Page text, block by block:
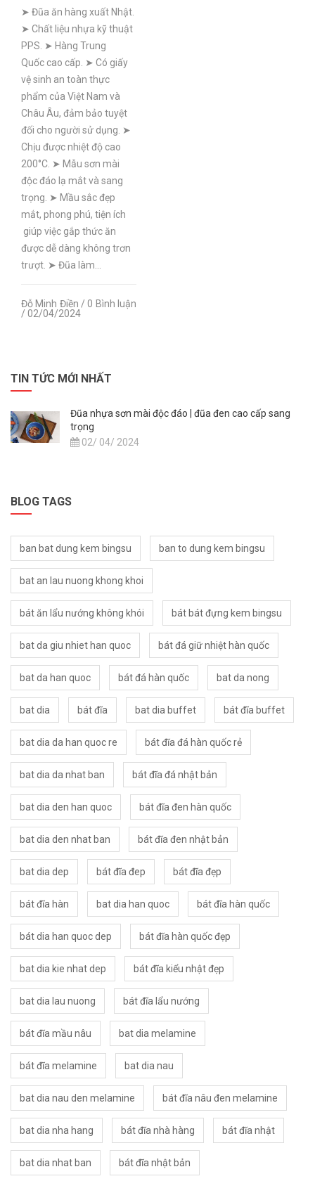
➤ Đũa ăn hàng xuất Nhật.
➤ Chất liệu nhựa kỹ thuật
PPS. ➤ Hàng Trung
Quốc cao cấp. ➤ Có giấy
vệ sinh an toàn thực
phẩm của Việt Nam và
Châu Âu, đảm bảo tuyệt
đối cho người sử dụng. ➤
Chịu được nhiệt độ cao
200°C. ➤ Mẫu sơn mài
độc đáo lạ mắt và sang
trọng. ➤ Mầu sắc đẹp
mắt, phong phú, tiện ích
giúp việc gắp thức ăn
được dễ dàng không trơn
trượt. ➤ Đũa làm...
Đỗ Minh Điền / 0 Bình luận
/ 02/04/2024
TIN TỨC MỚI NHẤT
Đũa nhựa sơn mài độc đáo | đũa đen cao cấp sang
trọng
02/ 04/ 2024
BLOG TAGS
ban bat dung kem bingsu ban to dung kem bingsu
bat an lau nuong khong khoi
bát ăn lẩu nướng không khói bát bát đựng kem bingsu
bat da giu nhiet han quoc bát đá giữ nhiệt hàn quốc
bat da han quoc bát đá hàn quốc bat da nong
bat dia bát đĩa bat dia buffet bát đĩa buffet
bat dia da han quoc re bát đĩa đá hàn quốc rẻ
bat dia da nhat ban bát đĩa đá nhật bản
bat dia den han quoc bát đĩa đen hàn quốc
bat dia den nhat ban bát đĩa đen nhật bản
bat dia dep bát đĩa đep bát đĩa đẹp
bát đĩa hàn bat dia han quoc bát đĩa hàn quốc
bát dia han quoc dep bát đĩa hàn quốc đẹp
bat dia kie nhat dep bát đĩa kiểu nhật đẹp
bat dia lau nuong bát đĩa lẩu nướng
bát đĩa mầu nâu bat dia melamine
bát đĩa melamine bat dia nau
bat dia nau den melamine bát đĩa nâu đen melamine
bat dia nha hang bát đĩa nhà hàng bát đĩa nhật
bat dia nhat ban bát đĩa nhật bản